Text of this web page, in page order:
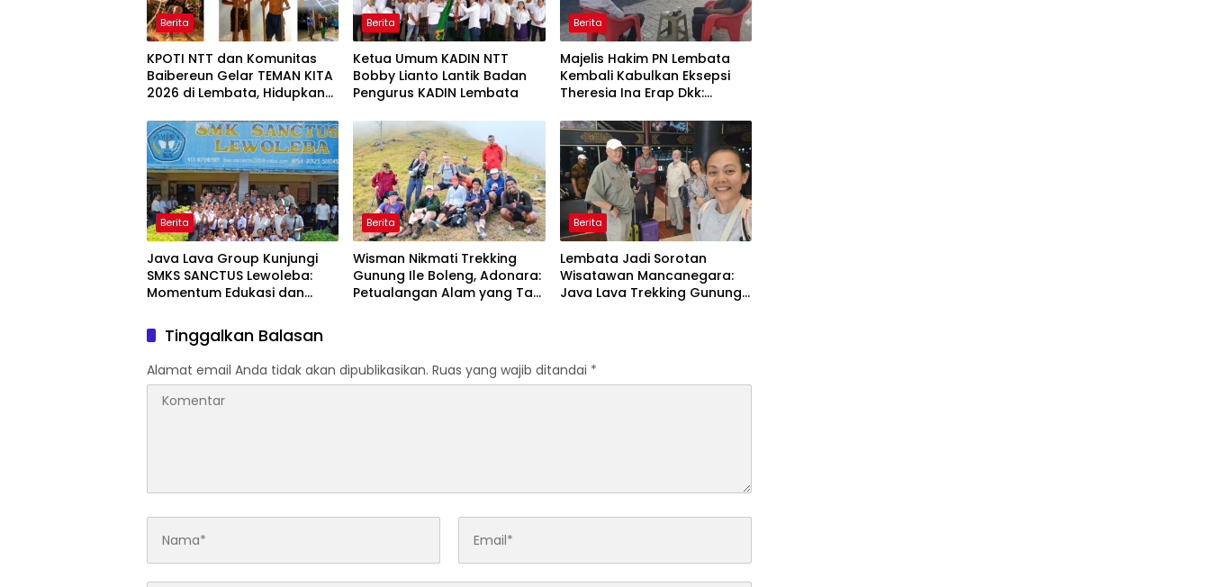
Berita
KPOTI NTT dan Komunitas
Baibereun Gelar TEMAN KITA
2026 di Lembata, Hidupkan
Tradisional
Berita
Ketua Umum KADIN NTT
Bobby Lianto Lantik Badan
Pengurus KADIN Lembata
Berita
Majelis Hakim PN Lembata
Kembali Kabulkan Eksepsi
Theresia Ina Erap Dkk:
Dkk Ditolak untuk Keempat
Kalinya
Berita
Java Lava Group Kunjungi
SMKS SANCTUS Lewoleba:
Momentum Edukasi dan
Berita
Wisman Nikmati Trekking
Gunung Ile Boleng, Adonara:
Petualangan Alam yang Tak
Berita
Lembata Jadi Sorotan
Wisatawan Mancanegara:
Java Lava Trekking Gunung
Tinggalkan Balasan
Alamat email Anda tidak akan dipublikasikan. Ruas yang wajib ditandai *